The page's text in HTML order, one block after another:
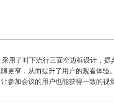
用了时下流行三面窄边框设计，
更窄，从而提升了用户的观看体
参加会议的用户也能获得一致的视